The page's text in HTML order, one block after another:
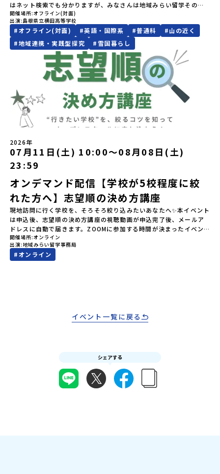
ら抽選の上、締め切り日から1週間を目途に、お申し込み時に記入い
ただいたメールアドレス宛に「当選／落選メール」をお送りいたし
ます。当選者は、メールに記載された「当選確認フォーム」に３日
以内に回答いただき、確認フォームの提出をもって参加確定とさせ
ていただきます。当選確認フォームの期日までにご回答いただけな
い場合は、当選を取り消しとさせていただきます。当選取り消しが
あった場合は、繰り上げ当選者へご連絡させていただきます。登録
メールアドレスの変更をご希望の場合は下記の地域みらい留学公式
LINEよりご連絡をお願いします。※受信制限設定をしていると、通
知メールをお受け取りいただけません。その場合は、
「@miratabi.jp」からのメールを受信できるよう設定をお願いいた
します。※結果に関する個別のお問合せにはお答えしておりません
ので、ご了承ください。・お申し込みについてお申込はお一人様1回
限りです。PC・スマートフォンからお申込ください。申込後の内容
変更はできません。お申込時は、メールアドレスの入力間違いにご
注意ください。・宿泊について１室に複数(同性2～4名程度)で宿泊
いただく予定です。・食事アレルギー対応について個別の詳細なア
レルギー対応希望にはお応えしかねる場合がございます。対応が必
要な場合は必ず事前にご相談ください。・参加取消や急遽参加でき
なくなった場合について参加決定後の参加お取り消しはご遠慮下さ
い。やむを得ないお取り消しの場合はお早めに事務局までご連絡く
ださい。・キャンセルポリシーやむを得ない参加お取り消しの場
合、以下のルールに沿って対応させていただきます。ご了承くださ
い。プログラム開催日の前日＜8月2日＞から、【キャンセルのご連
絡日：お支払いいただく旅行代金】・21日目にあたる日以前：無
料・20日目-8日目：20％・7日目-2日目：30％・プログラム開始日
の前日：40％・プログラム開始日当日：50％・ご連絡無しでの不参
加またはプログラム開始後の解除：100％・催行中止について天候な
ム主催：一般財団法人地域・教育魅力化プラットフォーム＞「意志
徒一人ひとりの夢や価値観に合った地域・学校で1〜3年間過ごすこ
や地域活性モデルをつくり続けています。名 称：一般財団法人地
域・教育魅力化プラットフォーム設 立：2017年3月代表者：岩本
知りたい情報のレベルに合わせて、以下の2つのステップをご活用く
ださい。【STEP 1】全体オンライン説明会（アーカイブ動画を公開
中！）〜まずは「おためし地域留学」を知りたい方へ〜日本全国20
以上の地域から選んで参加できる「おためし地域留学」の全体像や
魅力について、説明会を開催しました。中学生一人での参加にあた
り、保護者様が特に気になる「安全面」や「事務局のサポート体
制」についても詳しく解説しています。ぜひ、ご自宅からお気軽に
ご視聴ください。🎬 [アーカイブ動画を視聴する]YouTube：
https://youtu.be/Yt8nd04aNgA?si=e5erbspvwz5O8_uF
【STEP 2】プログラム説明会〜「標津町」の内容をもっと知りした
い方へ〜全体説明を聞いたうえで、「プログラムで何をするの？」
「どんなまちなの？」という疑問にお答えする詳細配信です。2泊3
日のプログラムの中身をお伝えします。日時：6月10日(水) 19：
00〜20：00内容：どんなところ？プログラム詳細解説、質疑応答紹
平市/愛媛県鬼北町＊4つの地域のプログラムを1時間でぎゅっとお届
けします。お申し込み：https://c-mirai.jp/events/064069お気
軽にどうぞ！「はじめての一人旅だけど大丈夫？」「どんな体験が
できるの？」そんな保護者様の不安や、中学生のみなさんの素朴な
疑問にスタッフが直接お答えします。チャットでの質問も可能です
ので、ぜひご自宅からリラックスしてご参加ください。▼お申し込
み前に必ずご確認ください・参加規約への同意プログラムへの参加
申し込みいただく前に、「お申し込みに関する各規約」への同意が
必須となります。ご確認ください。・抽選による参加者決定につい
てお申込みいただいた方の中から抽選の上、締め切り日から1週間を
目途に、お申し込み時に記入いただいたメールアドレス宛に「当選
／落選メール」をお送りいたします。当選者は、メールに記載され
た「当選確認フォーム」に３日以内に回答いただき、確認フォーム
ん。その場合は、「@miratabi.jp」からのメールを受信できるよう
さい。申込後の内容変更はできません。お申込時は、メールアドレ
スの入力間違いにご注意ください。・宿泊について１室に複数(同性
2～4名程度)で宿泊いただく予定です。・食事アレルギー対応につい
て個別の詳細なアレルギー対応希望にはお応えしかねる場合がござ
６４３
はネット検索でも分かりますが、みなさんは地域みらい留学そのも
のをイメージできていますか？地域みらい留学がスタートする前か
ら県外生を積極的に受け入れてきた横田高校。本校では、これまで
100名以上（毎年10名程度）の「みらい留学生」を受け入れてきま
した。そんな全国トップクラスの受け入れ実績校へ気軽に「今の気
持ち」を話してみませんか？横田高校は、（本校への進学希望でな
くても）みなさんの地域みらい留学をサポートします！～個別相談
の流れ～①「横田高校に相談」←こちらをクリック②質問事項をチ
ェックして送信！③横田高校から返信メール（質問回答）が届く。
④日程を相談のうえ、オンライン相談や現地見学を実施。※本校へ
の進学希望者ではなくても、「県外進学」「寮生活」などの情報提
供も可能です。情報収集の一環としてご活用ください！
開催場所 オフライン(対面)
出演 島根県立横田高等学校
#オフライン(対面) #英語・国際系 #普通科 #山の近く
#地域連携・実践型探究 #雪国暮らし
2026年
07月11日(土) 10:00〜08月08日(土)
23:59
オンデマンド配信【学校が5校程度に絞
れた方へ】志望順の決め方講座
現地訪問に行く学校を、そろそろ絞り込みたいあなたへ✨本イベント
は申込後、志望順の決め方講座の視聴動画が申込完了後、メールア
ドレスに自動で届きます。ZOOMに参加する時間が決まったイベン
トではなく、皆様ご自身でメールに届く動画を視聴していただく配
信企画になります。】配信期間7月11日(土)10:00～7月29日
(水)23:59気になる学校はいくつか出てきた。でも…「どの学校を第
順を整理しておくことで、現地訪問がぐっと意味のあるものになり
ます。この配信は、今まさにそのタイミングを迎えている方に向け
み方・参加時の確認ポイントがわかる。 夏に向けて、いつまでに何
をすればいいかのスケジュール感がわかる。👪こんな方におすすめ
現地訪問したい学校の候補はあるが、優先順位が決められていない
オープンスクールの申し込み方や、何を見てくればいいかわからな
開催場所 オンライン
出演 地域みらい留学事務局
#オンライン
イベント一覧に戻る
シェアする